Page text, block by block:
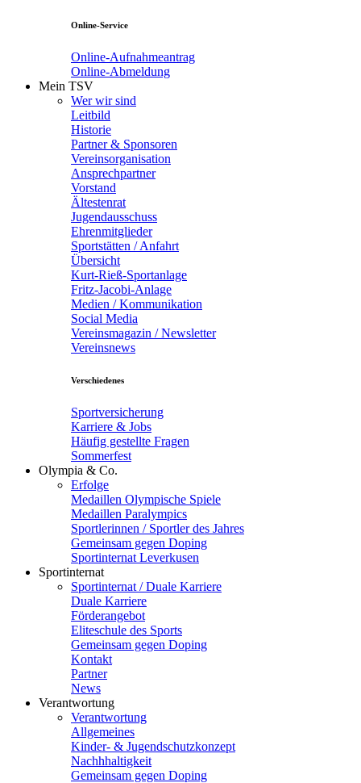
Online-Service
Online-Aufnahmeantrag
Online-Abmeldung
Mein TSV
Wer wir sind
Leitbild
Historie
Partner & Sponsoren
Vereinsorganisation
Ansprechpartner
Vorstand
Ältestenrat
Jugendausschuss
Ehrenmitglieder
Sportstätten / Anfahrt
Übersicht
Kurt-Rieß-Sportanlage
Fritz-Jacobi-Anlage
Medien / Kommunikation
Social Media
Vereinsmagazin / Newsletter
Vereinsnews
Verschiedenes
Sportversicherung
Karriere & Jobs
Häufig gestellte Fragen
Sommerfest
Olympia & Co.
Erfolge
Medaillen Olympische Spiele
Medaillen Paralympics
Sportlerinnen / Sportler des Jahres
Gemeinsam gegen Doping
Sportinternat Leverkusen
Sportinternat
Sportinternat / Duale Karriere
Duale Karriere
Förderangebot
Eliteschule des Sports
Gemeinsam gegen Doping
Kontakt
Partner
News
Verantwortung
Verantwortung
Allgemeines
Kinder- & Jugendschutzkonzept
Nachhhaltigkeit
Gemeinsam gegen Doping